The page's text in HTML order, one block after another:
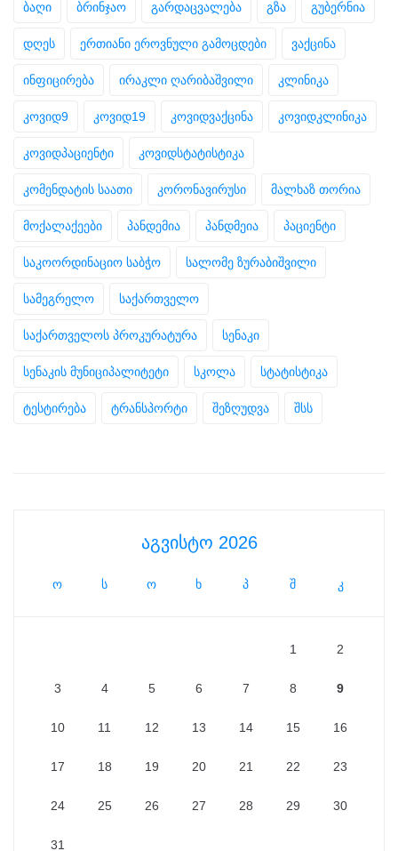
ბაღი ბრინჯაო გარდაცვალება გზა გუბერნია
დღეს ერთიანი ეროვნული გამოცდები ვაქცინა
ინფიცირება ირაკლი ღარიბაშვილი კლინიკა
კოვიდ9 კოვიდ19 კოვიდვაქცინა კოვიდკლინიკა
კოვიდპაციენტი კოვიდსტატისტიკა
კომენდატის საათი კორონავირუსი მალხაზ თორია
მოქალაქეები პანდემია პანდმეია პაციენტი
საკოორდინაციო საბჭო სალომე ზურაბიშვილი
სამეგრელო საქართველო
საქართველოს პროკურატურა სენაკი
სენაკის მუნიციპალიტეტი სკოლა სტატისტიკა
ტესტირება ტრანსპორტი შეზღუდვა შსს
აგვისტო 2026
ო ს ო ხ პ შ კ
1 2
3 4 5 6 7 8 9
10 11 12 13 14 15 16
17 18 19 20 21 22 23
24 25 26 27 28 29 30
31